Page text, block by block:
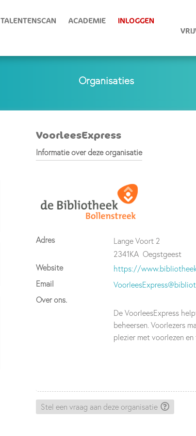
TALENTENSCAN ACADEMIE INLOGGEN
Organisaties
VoorleesExpress
Informatie over deze organisatie
Adres
Lange Voort 2
2341KAOegstgeest
Website
https://
Email
Over ons.
De VoorleesExpress
beheersen. Voorlezers
plezier met voorlezen
Stel een vraag aan deze organisatie